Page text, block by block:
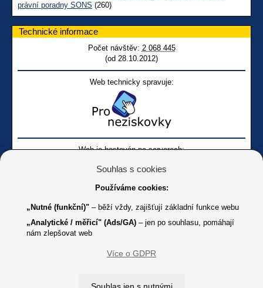
právní poradny SONS (260)
Technické informace
Počet návštěv: 2 068 445
(od 28.10.2012)
Web technicky spravuje:
Web je hostován na serverech:
Online
Youtube SONS
K jakémukoliv užití textů a obrázků uvedených na tomto serveru je
Souhlas s cookies
Používáme cookies:
„Nutné (funkční)" – běží vždy, zajišťují základní funkce webu
„Analytické / měřicí" (Ads/GA) – jen po souhlasu, pomáhají
nám zlepšovat web
Více o GDPR